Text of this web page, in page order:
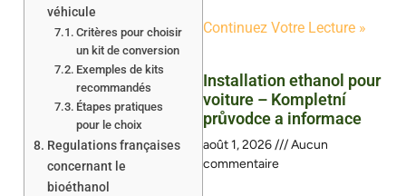
véhicule
Critères pour choisir
un kit de conversion
Exemples de kits
recommandés
Étapes pratiques
pour le choix
Regulations françaises
concernant le
bioéthanol
Continuez Votre Lecture »
Installation ethanol pour
voiture – Kompletní
průvodce a informace
août 1, 2026
Aucun
commentaire